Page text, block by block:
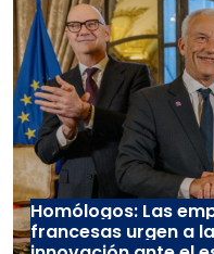
Homólogos: Las
francesas urgen a